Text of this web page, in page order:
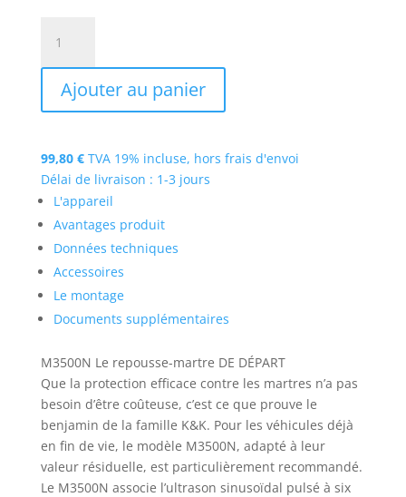
M3500N
Ajouter au panier
99,80 €TVA 19% incluse, hors frais d'envoi
Délai de livraison : 1-3 jours
L'appareil
Avantages produit
Données techniques
Accessoires
Le montage
Documents supplémentaires
M3500N Le repousse-martre DE DÉPART
Que la protection efficace contre les martres n’a pas
besoin d’être coûteuse, c’est ce que prouve le
benjamin de la famille K&K. Pour les véhicules déjà
en fin de vie, le modèle M3500N, adapté à leur
valeur résiduelle, est particulièrement recommandé.
Le M3500N associe l’ultrason sinusoïdal pulsé à six